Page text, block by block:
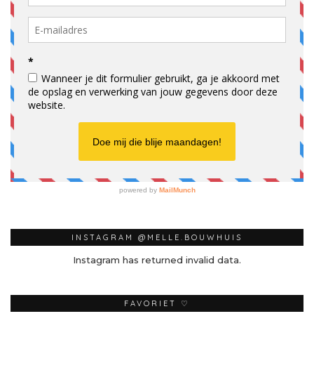
INSTAGRAM @MELLE.BOUWHUIS
Instagram has returned invalid data.
FAVORIET ♡